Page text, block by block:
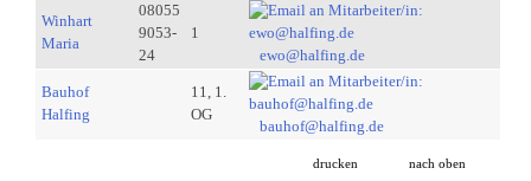
Winhart
Maria
08055
9053-
24
1
ewo@halfing.de
Bauhof
Halfing
11, 1.
OG
bauhof@halfing.de
drucken nach oben